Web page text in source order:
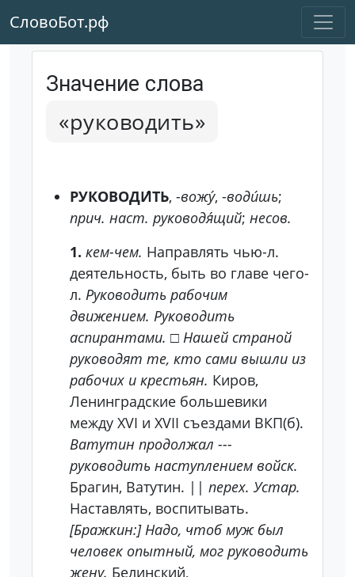
СловоБот.рф
Значение слова
«руководить»
РУКОВОДИ́ТЬ, -вожу́, -води́шь;
прич. наст. руководя́щий; несов.
1. кем-чем. Направлять чью-л.
деятельность, быть во главе чего-
л. Руководить рабочим
движением. Руководить
аспирантами. □ Нашей страной
руководят те, кто сами вышли из
рабочих и крестьян. Киров,
Ленинградские большевики
между XVI и XVII съездами ВКП(б).
Ватутин продолжал ---
руководить наступлением войск.
Брагин, Ватутин. || перех. Устар.
Наставлять, воспитывать.
[Бражкин:] Надо, чтоб муж был
человек опытный, мог руководить
жену. Белинский,